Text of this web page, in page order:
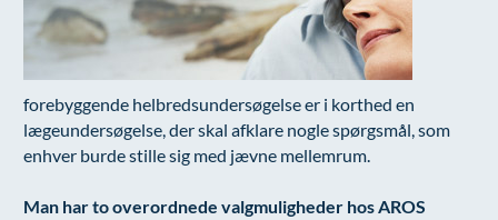
Ar og strækmærker
Uønsket hårvækst
Hårtab
Aldersprægede håndrygge
Modelopskrivning
Plasmaprodukter i æstetisk, kosmetisk og anti-
aging medicin
Prisliste
Skriv dig op
Udskrivelse
Kontakt os & Find vej
Kvalitet og patienttilfredshed
Nyttige links
Parkering og opladning på AROS Privathospital
Vores mål
forebyggende helbredsundersøgelse er i korthed en
lægeundersøgelse, der skal afklare nogle spørgsmål, som
enhver burde stille sig med jævne mellemrum.
Man har to overordnede valgmuligheder hos AROS